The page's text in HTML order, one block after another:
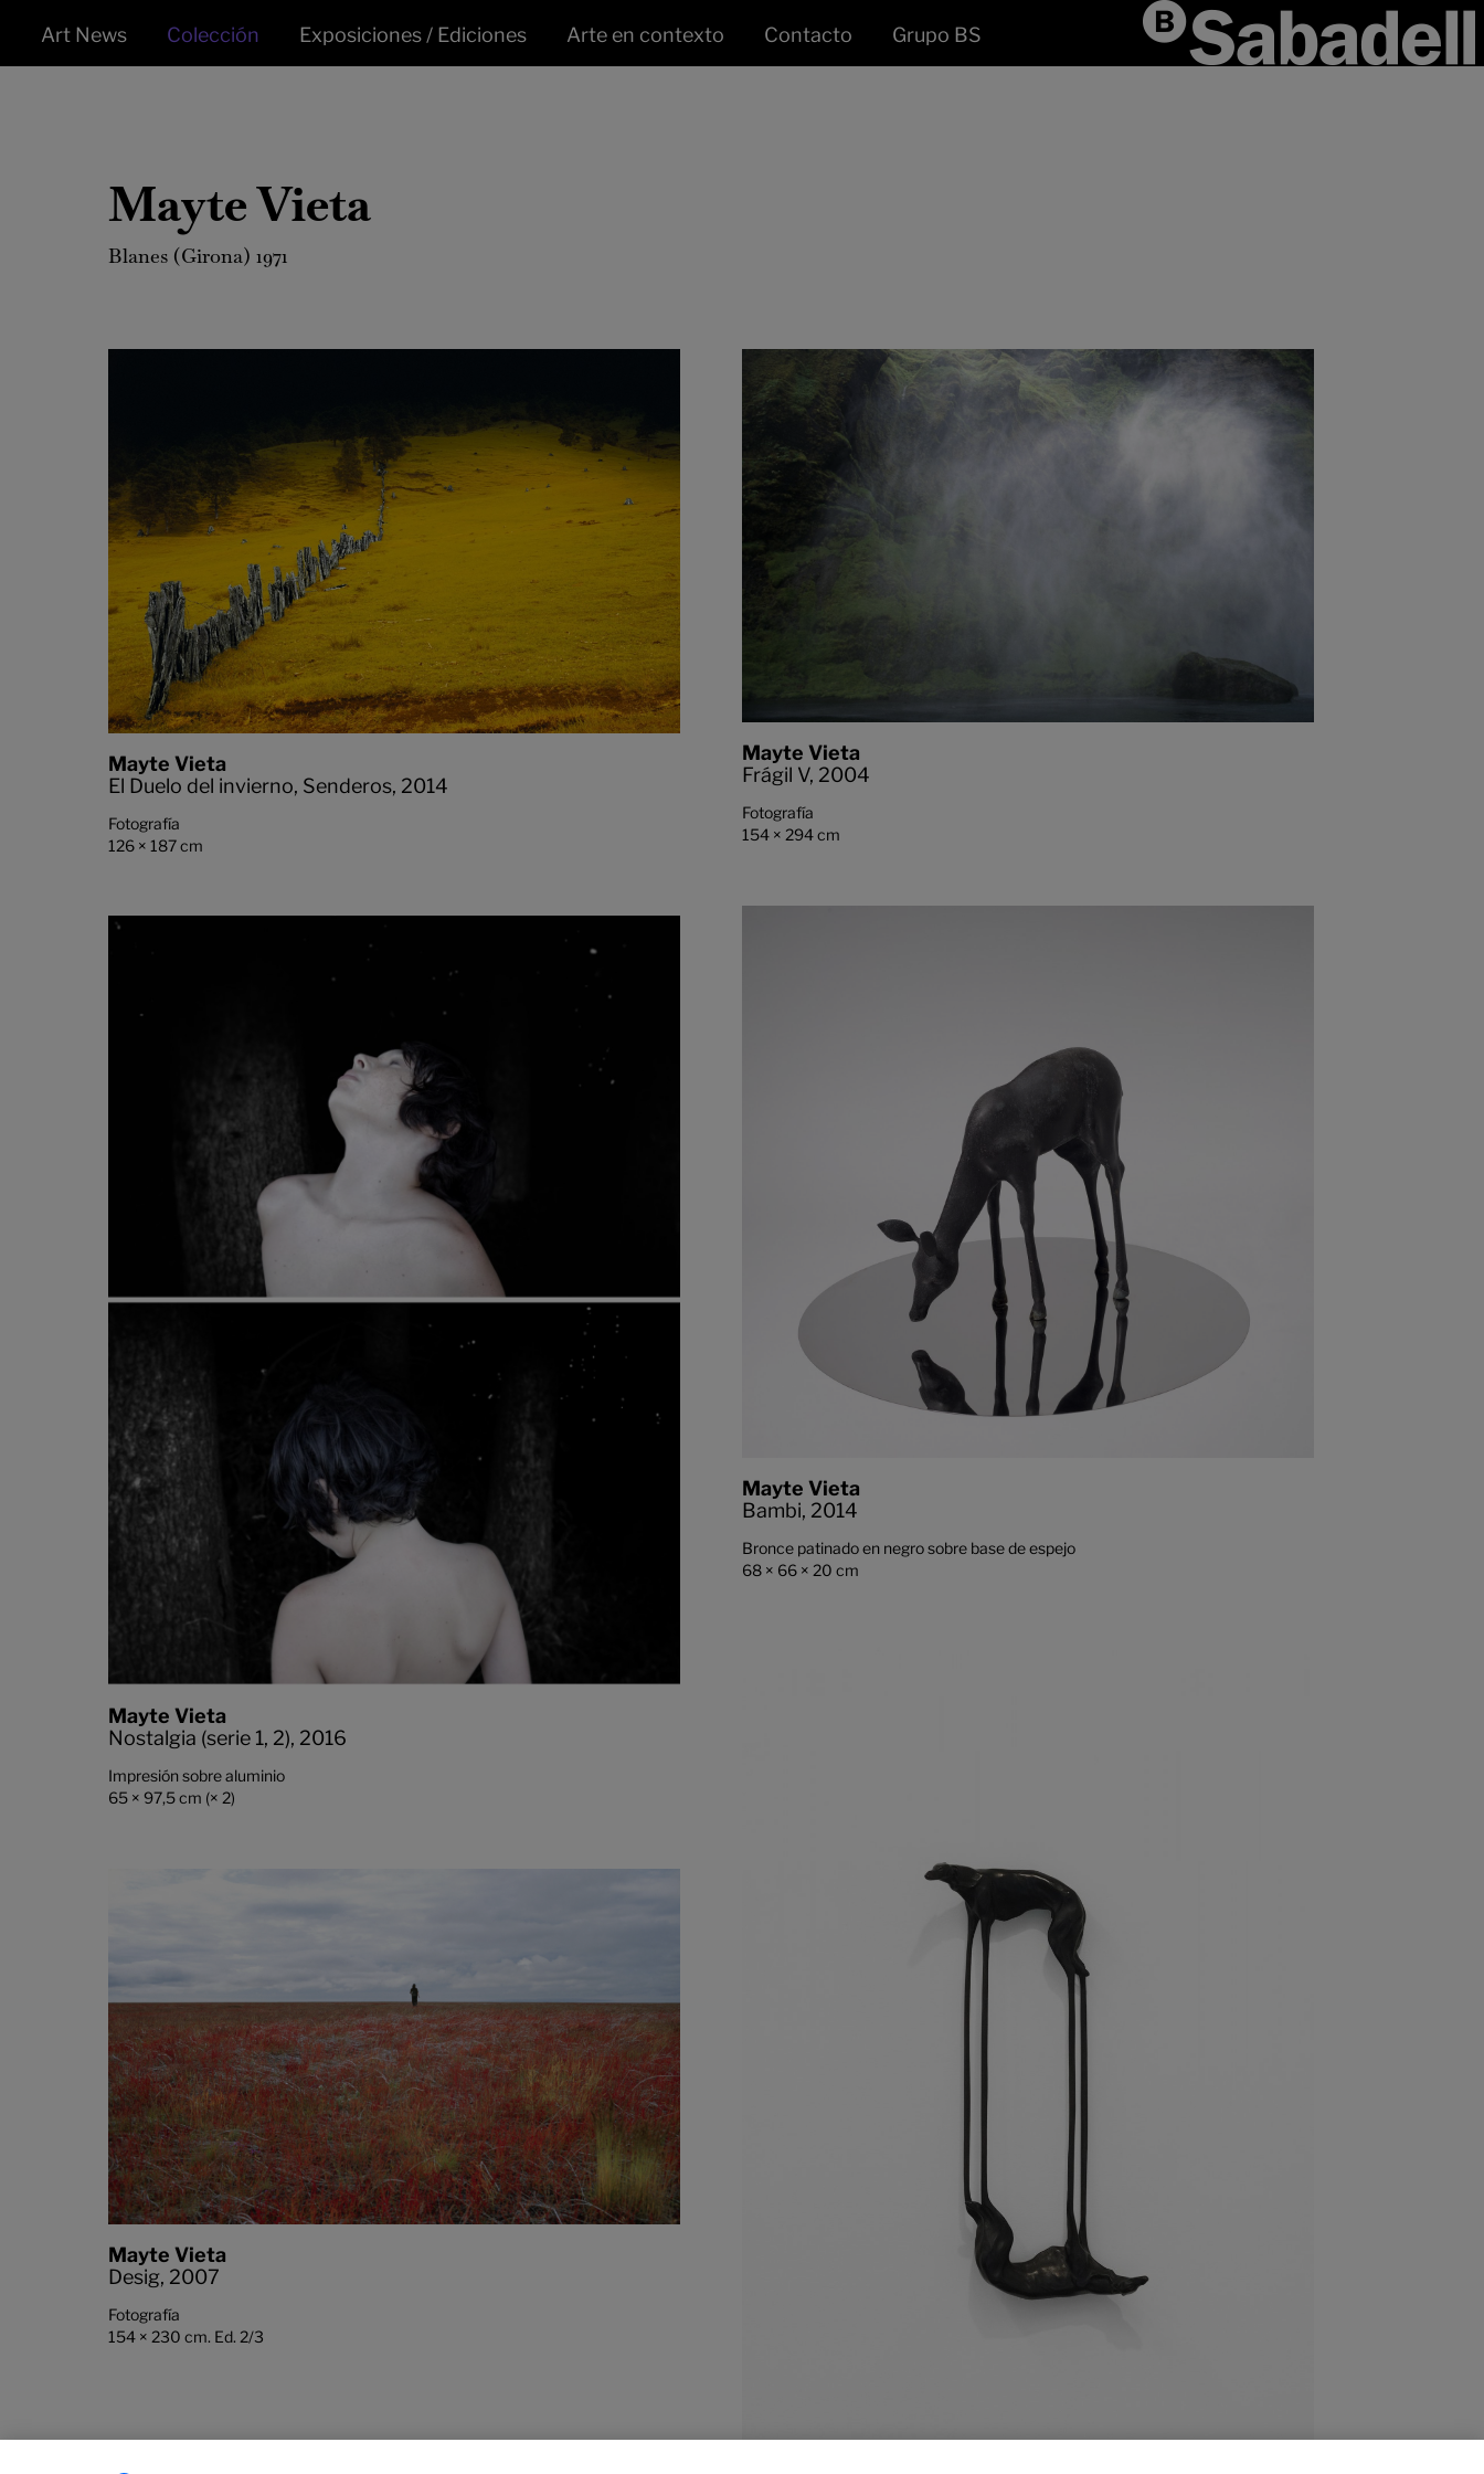
Art News Colección Exposiciones / Ediciones Arte en contexto Contacto Grupo BS
Mayte Vieta
Blanes (Girona) 1971
Mayte Vieta
El Duelo del invierno, Senderos, 2014
Fotografía
126 × 187 cm
Mayte Vieta
Frágil V, 2004
Fotografía
154 × 294 cm
Mayte Vieta
Bambi, 2014
Bronce patinado en negro sobre base de espejo
68 × 66 × 20 cm
Mayte Vieta
Nostalgia (serie 1, 2), 2016
Impresión sobre aluminio
65 × 97,5 cm (× 2)
Mayte Vieta
Desig, 2007
Fotografía
154 × 230 cm. Ed. 2/3